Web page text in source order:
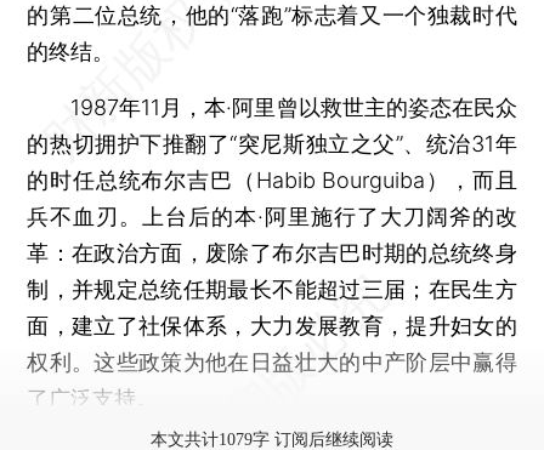
的第二位总统，他的“落跑”标志着又一个独裁时代
的终结。
1987年11月，本·阿里曾以救世主的姿态在民众
的热切拥护下推翻了“突尼斯独立之父”、统治31年
的时任总统布尔吉巴（Habib Bourguiba），而且
兵不血刃。上台后的本·阿里施行了大刀阔斧的改
革：在政治方面，废除了布尔吉巴时期的总统终身
制，并规定总统任期最长不能超过三届；在民生方
面，建立了社保体系，大力发展教育，提升妇女的
权利。这些政策为他在日益壮大的中产阶层中赢得
了广泛支持。
本文共计1079字 订阅后继续阅读